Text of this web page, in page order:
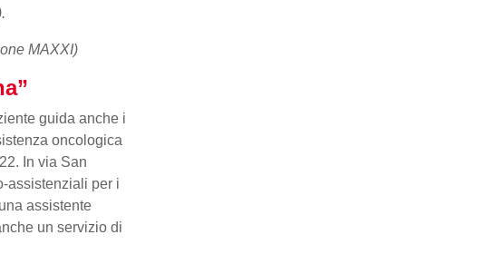
MAXXI)
guida anche i
oncologica
In via San
assistenziali per i
assistente
un servizio di